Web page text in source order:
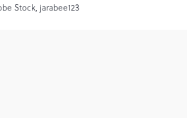
Stock, jarabee123